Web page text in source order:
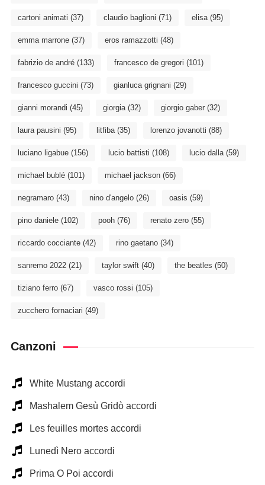
cartoni animati (37) claudio baglioni (71) elisa(95)
emma marrone(37) eros ramazzotti (48)
fabrizio de andré(133) francesco de gregori (101)
francesco guccini (73) gianluca grignani (29)
gianni morandi (45) giorgia(32) giorgio gaber(32)
laura pausini (95) litfiba(35) lorenzo jovanotti (88)
luciano ligabue(156) lucio battisti (108) lucio dalla(59)
michael bublé(101) michael jackson(66)
negramaro(43) nino d'angelo(26) oasis (59)
pino daniele(102) pooh(76) renato zero(55)
riccardo cocciante(42) rino gaetano(34)
sanremo 2022(21) taylor swift(40) the beatles (50)
tiziano ferro(67) vasco rossi (105)
zucchero fornaciari (49)
Canzoni
White Mustang accordi
Mashalem Gesù Gridò accordi
Les feuilles mortes accordi
Lunedì Nero accordi
Prima O Poi accordi